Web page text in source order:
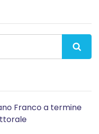
Franco a termine